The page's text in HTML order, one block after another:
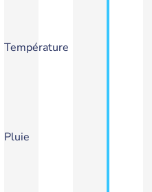
Température
Pluie